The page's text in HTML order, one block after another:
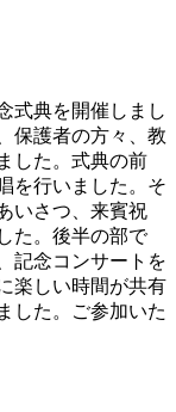
式典を開催しまし
保護者の方々、教
した。式典の前
を行いました。そ
いさつ、来賓祝
た。後半の部で
記念コンサートを
楽しい時間が共有
した。ご参加いた